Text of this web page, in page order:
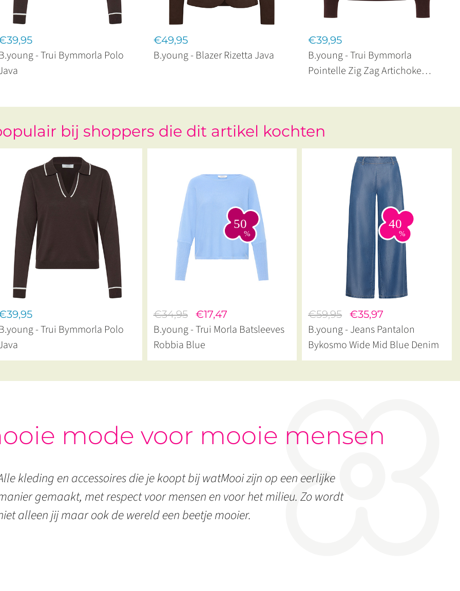
- Trui Bymmorla Polo
€49,95
B.young - Blazer Rizetta Java
€39,95
B.young - Trui Bymmorla
Pointelle Zig Zag Artichoke
bij shoppers die dit artikel kochten
- Trui Bymmorla Polo
€34,95 €17,47
B.young - Trui Morla Batsleeves
Robbia Blue
€59,95 €35,97
B.young - Jeans Pantalon
Bykosmo Wide Mid Blue Denim
mode voor mooie mensen
kleding en accessoires die je koopt bij watMooi zijn op een eerlijke
gemaakt, met respect voor mensen en voor het milieu. Zo wordt
alleen jij maar ook de wereld een beetje mooier.